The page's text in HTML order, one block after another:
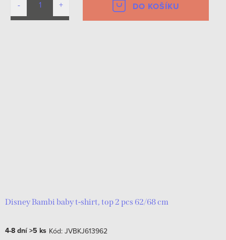
DO KOŠÍKU
Disney Bambi baby t-shirt, top 2 pcs 62/68 cm
4-8 dní>5 ks Kód: JVBKJ613962